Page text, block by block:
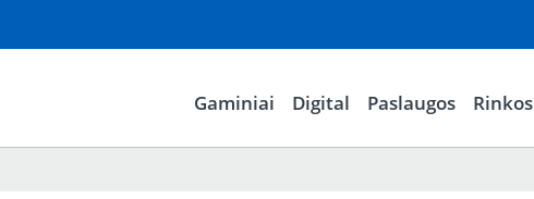
Gaminiai Digital Paslaugos Rinkos